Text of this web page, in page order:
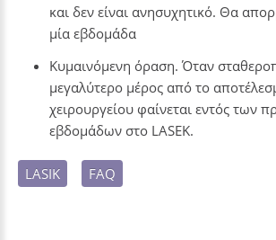
και δεν είναι ανησυχητικό. Θα
μία εβδομάδα
Κυμαινόμενη όραση. Όταν
μεγαλύτερο μέρος από το
χειρουργείου φαίνεται εντός των
εβδομάδων στο LASEK.
LASIK FAQ